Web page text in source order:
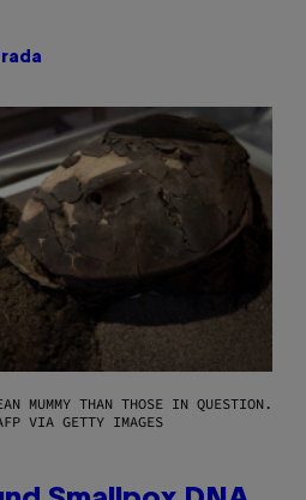
MUMMY THAN THOSE IN QUESTION.
VIA GETTY IMAGES